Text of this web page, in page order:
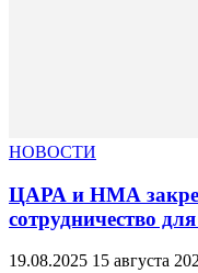
НОВОСТИ
ЦАРА и НМА
сотрудничество
19.08.2025 15 августа